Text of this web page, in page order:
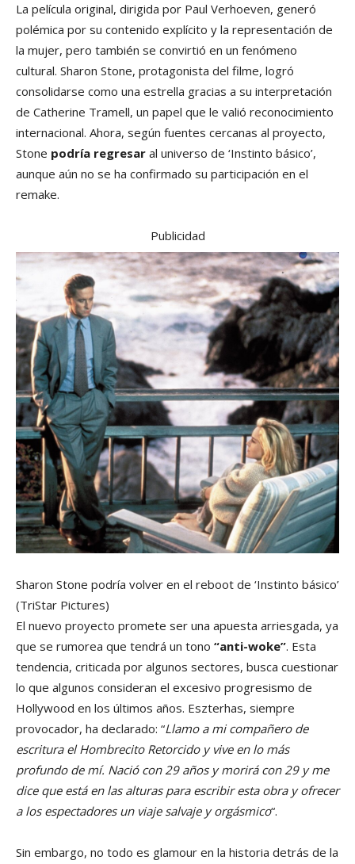
La película original, dirigida por Paul Verhoeven, generó
polémica por su contenido explícito y la representación de
la mujer, pero también se convirtió en un fenómeno
cultural. Sharon Stone, protagonista del filme, logró
consolidarse como una estrella gracias a su interpretación
de Catherine Tramell, un papel que le valió reconocimiento
internacional. Ahora, según fuentes cercanas al proyecto,
Stone podría regresar al universo de ‘Instinto básico’,
aunque aún no se ha confirmado su participación en el
remake.
Publicidad
Sharon Stone podría volver en el reboot de ‘Instinto básico’
(TriStar Pictures)
El nuevo proyecto promete ser una apuesta arriesgada, ya
que se rumorea que tendrá un tono “anti-woke”. Esta
tendencia, criticada por algunos sectores, busca cuestionar
lo que algunos consideran el excesivo progresismo de
Hollywood en los últimos años. Eszterhas, siempre
provocador, ha declarado: “Llamo a mi compañero de
escritura el Hombrecito Retorcido y vive en lo más
profundo de mí. Nació con 29 años y morirá con 29 y me
dice que está en las alturas para escribir esta obra y ofrecer
a los espectadores un viaje salvaje y orgásmico“.
Sin embargo, no todo es glamour en la historia detrás de la